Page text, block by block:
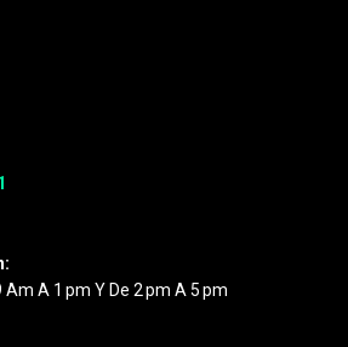
A 1 Pm Y De 2 Pm A 5 Pm